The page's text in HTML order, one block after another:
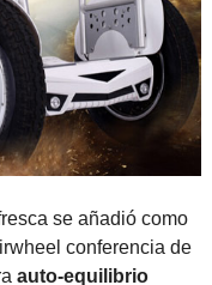
se añadió como
conferencia de
auto-equilibrio